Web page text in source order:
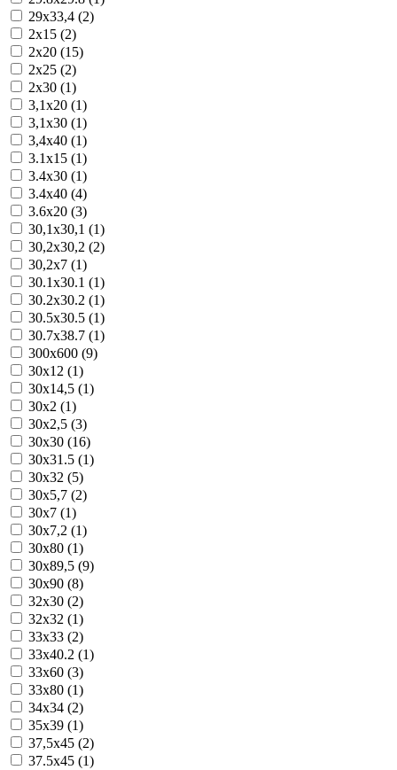
29x33,4 (2)
2x15 (2)
2x20 (15)
2x25 (2)
2x30 (1)
3,1x20 (1)
3,1x30 (1)
3,4x40 (1)
3.1x15 (1)
3.4x30 (1)
3.4x40 (4)
3.6x20 (3)
30,1x30,1 (1)
30,2x30,2 (2)
30,2x7 (1)
30.1x30.1 (1)
30.2x30.2 (1)
30.5x30.5 (1)
30.7x38.7 (1)
300x600 (9)
30x12 (1)
30x14,5 (1)
30x2 (1)
30x2,5 (3)
30x30 (16)
30x31.5 (1)
30x32 (5)
30x5,7 (2)
30x7 (1)
30x7,2 (1)
30x80 (1)
30x89,5 (9)
30x90 (8)
32x30 (2)
32x32 (1)
33x33 (2)
33x40.2 (1)
33x60 (3)
33x80 (1)
34x34 (2)
35x39 (1)
37,5x45 (2)
37.5x45 (1)